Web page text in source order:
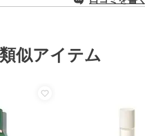
似アイテム